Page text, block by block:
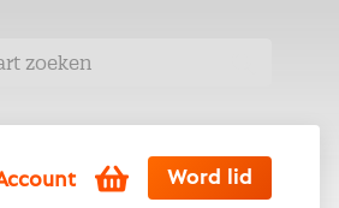
Winkelwagen
Word lid